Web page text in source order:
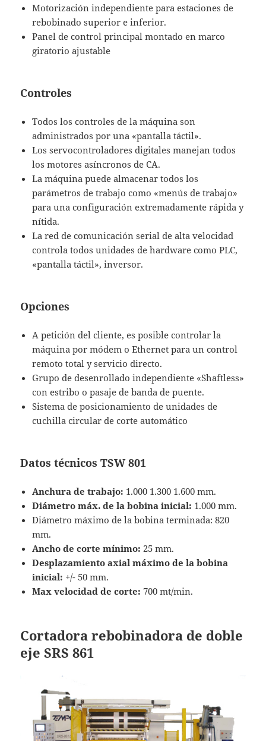
Motorización independiente para estaciones de
rebobinado superior e inferior.
Panel de control principal montado en marco
giratorio ajustable
Controles
Todos los controles de la máquina son
administrados por una «pantalla táctil».
Los servocontroladores digitales manejan todos
los motores asíncronos de CA.
La máquina puede almacenar todos los
parámetros de trabajo como «menús de trabajo»
para una configuración extremadamente rápida y
nítida.
La red de comunicación serial de alta velocidad
controla todos unidades de hardware como PLC,
«pantalla táctil», inversor.
Opciones
A petición del cliente, es posible controlar la
máquina por módem o Ethernet para un control
remoto total y servicio directo.
Grupo de desenrollado independiente «Shaftless»
con estribo o pasaje de banda de puente.
Sistema de posicionamiento de unidades de
cuchilla circular de corte automático
Datos técnicos TSW 801
Anchura de trabajo: 1.000 1.300 1.600 mm.
Diámetro máx. de la bobina inicial: 1.000 mm.
Diámetro máximo de la bobina terminada: 820
mm.
Ancho de corte mínimo: 25 mm.
Desplazamiento axial máximo de la bobina
inicial: +/- 50 mm.
Max velocidad de corte: 700 mt/min.
Cortadora rebobinadora de doble
eje SRS 861